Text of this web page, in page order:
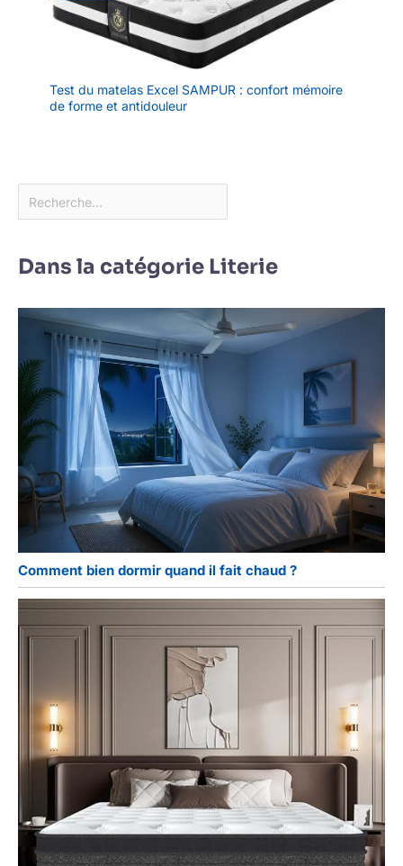
Test du matelas Excel SAMPUR : confort mémoire
de forme et antidouleur
Dans la catégorie Literie
Comment bien dormir quand il fait chaud ?